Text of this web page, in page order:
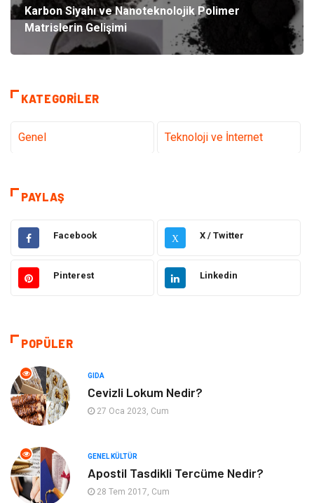
Karbon Siyahı ve Nanoteknolojik Polimer
Matrislerin Gelişimi
KATEGORILER
Genel Teknoloji ve İnternet
Hukuk Dekorasyon
Elektrik & Elektronik Giyim
Eğitim ve Kariyer
Otomotiv Eğitim
Makine
Keyif ve Hobi
Tatil Yeme İçme
PAYLAŞ
Facebook X X / Twitter
Pinterest Linkedin
POPÜLER
GIDA
Cevizli Lokum Nedir?
27 Oca 2023, Cum
GENEL KÜLTÜR
Apostil Tasdikli Tercüme Nedir?
28 Tem 2017, Cum